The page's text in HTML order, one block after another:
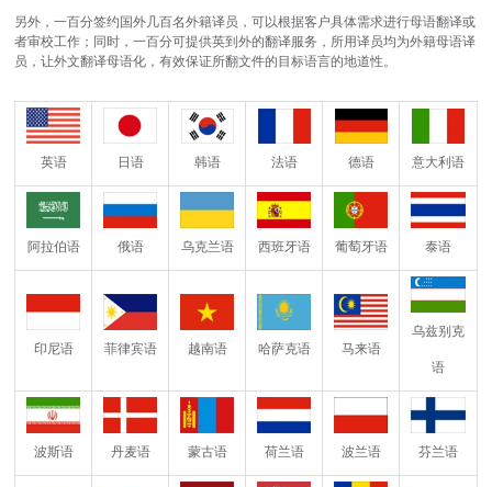
另外，一百分签约国外几百名外籍译员，可以根据客户具体需求进行母语翻译或
者审校工作；同时，一百分可提供英到外的翻译服务，所用译员均为外籍母语译
员，让外文翻译母语化，有效保证所翻文件的目标语言的地道性。
英语 日语 韩语 法语 德语 意大利语
阿拉伯语 俄语 乌克兰语 西班牙语 葡萄牙语 泰语
印尼语 菲律宾语 越南语 哈萨克语 马来语
乌兹别克
语
波斯语 丹麦语 蒙古语 荷兰语 波兰语 芬兰语